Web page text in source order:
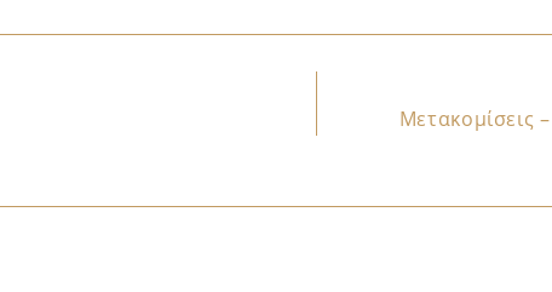
Μετακομίσεις